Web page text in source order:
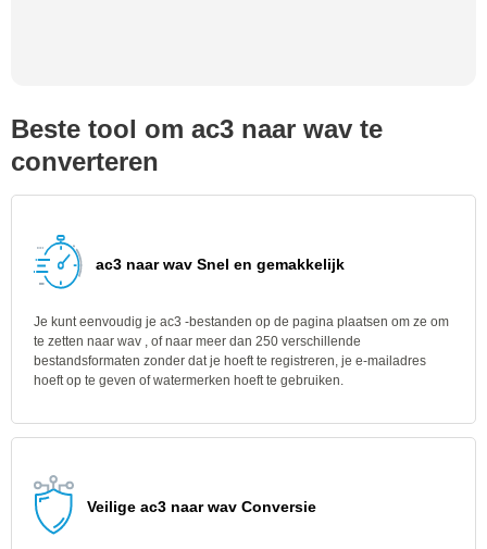
Beste tool om ac3 naar wav te
converteren
ac3 naar wav Snel en gemakkelijk
Je kunt eenvoudig je ac3 -bestanden op de pagina plaatsen om ze om
te zetten naar wav , of naar meer dan 250 verschillende
bestandsformaten zonder dat je hoeft te registreren, je e-mailadres
hoeft op te geven of watermerken hoeft te gebruiken.
Veilige ac3 naar wav Conversie